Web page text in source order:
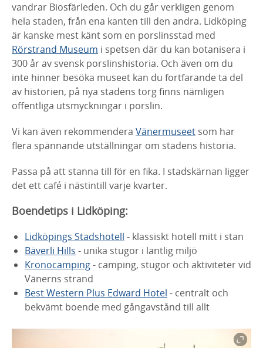
vandrar Biosfärleden. Och du går verkligen genom
hela staden, från ena kanten till den andra. Lidköping
är kanske mest känt som en porslinsstad med
Rörstrand Museum i spetsen där du kan botanisera i
300 år av svensk porslinshistoria. Och även om du
inte hinner besöka museet kan du fortfarande ta del
av historien, på nya stadens torg finns nämligen
offentliga utsmyckningar i porslin.
Vi kan även rekommendera Vänermuseet som har
flera spännande utställningar om stadens historia.
Passa på att stanna till för en fika. I stadskärnan ligger
det ett café i nästintill varje kvarter.
Boendetips i Lidköping:
Lidköpings Stadshotell - klassiskt hotell mitt i stan
Bäverli Hills - unika stugor i lantlig miljö
Kronocamping- camping, stugor och aktiviteter vid
Vänerns strand
Best Western Plus Edward Hotel - centralt och
bekvämt boende med gångavstånd till allt